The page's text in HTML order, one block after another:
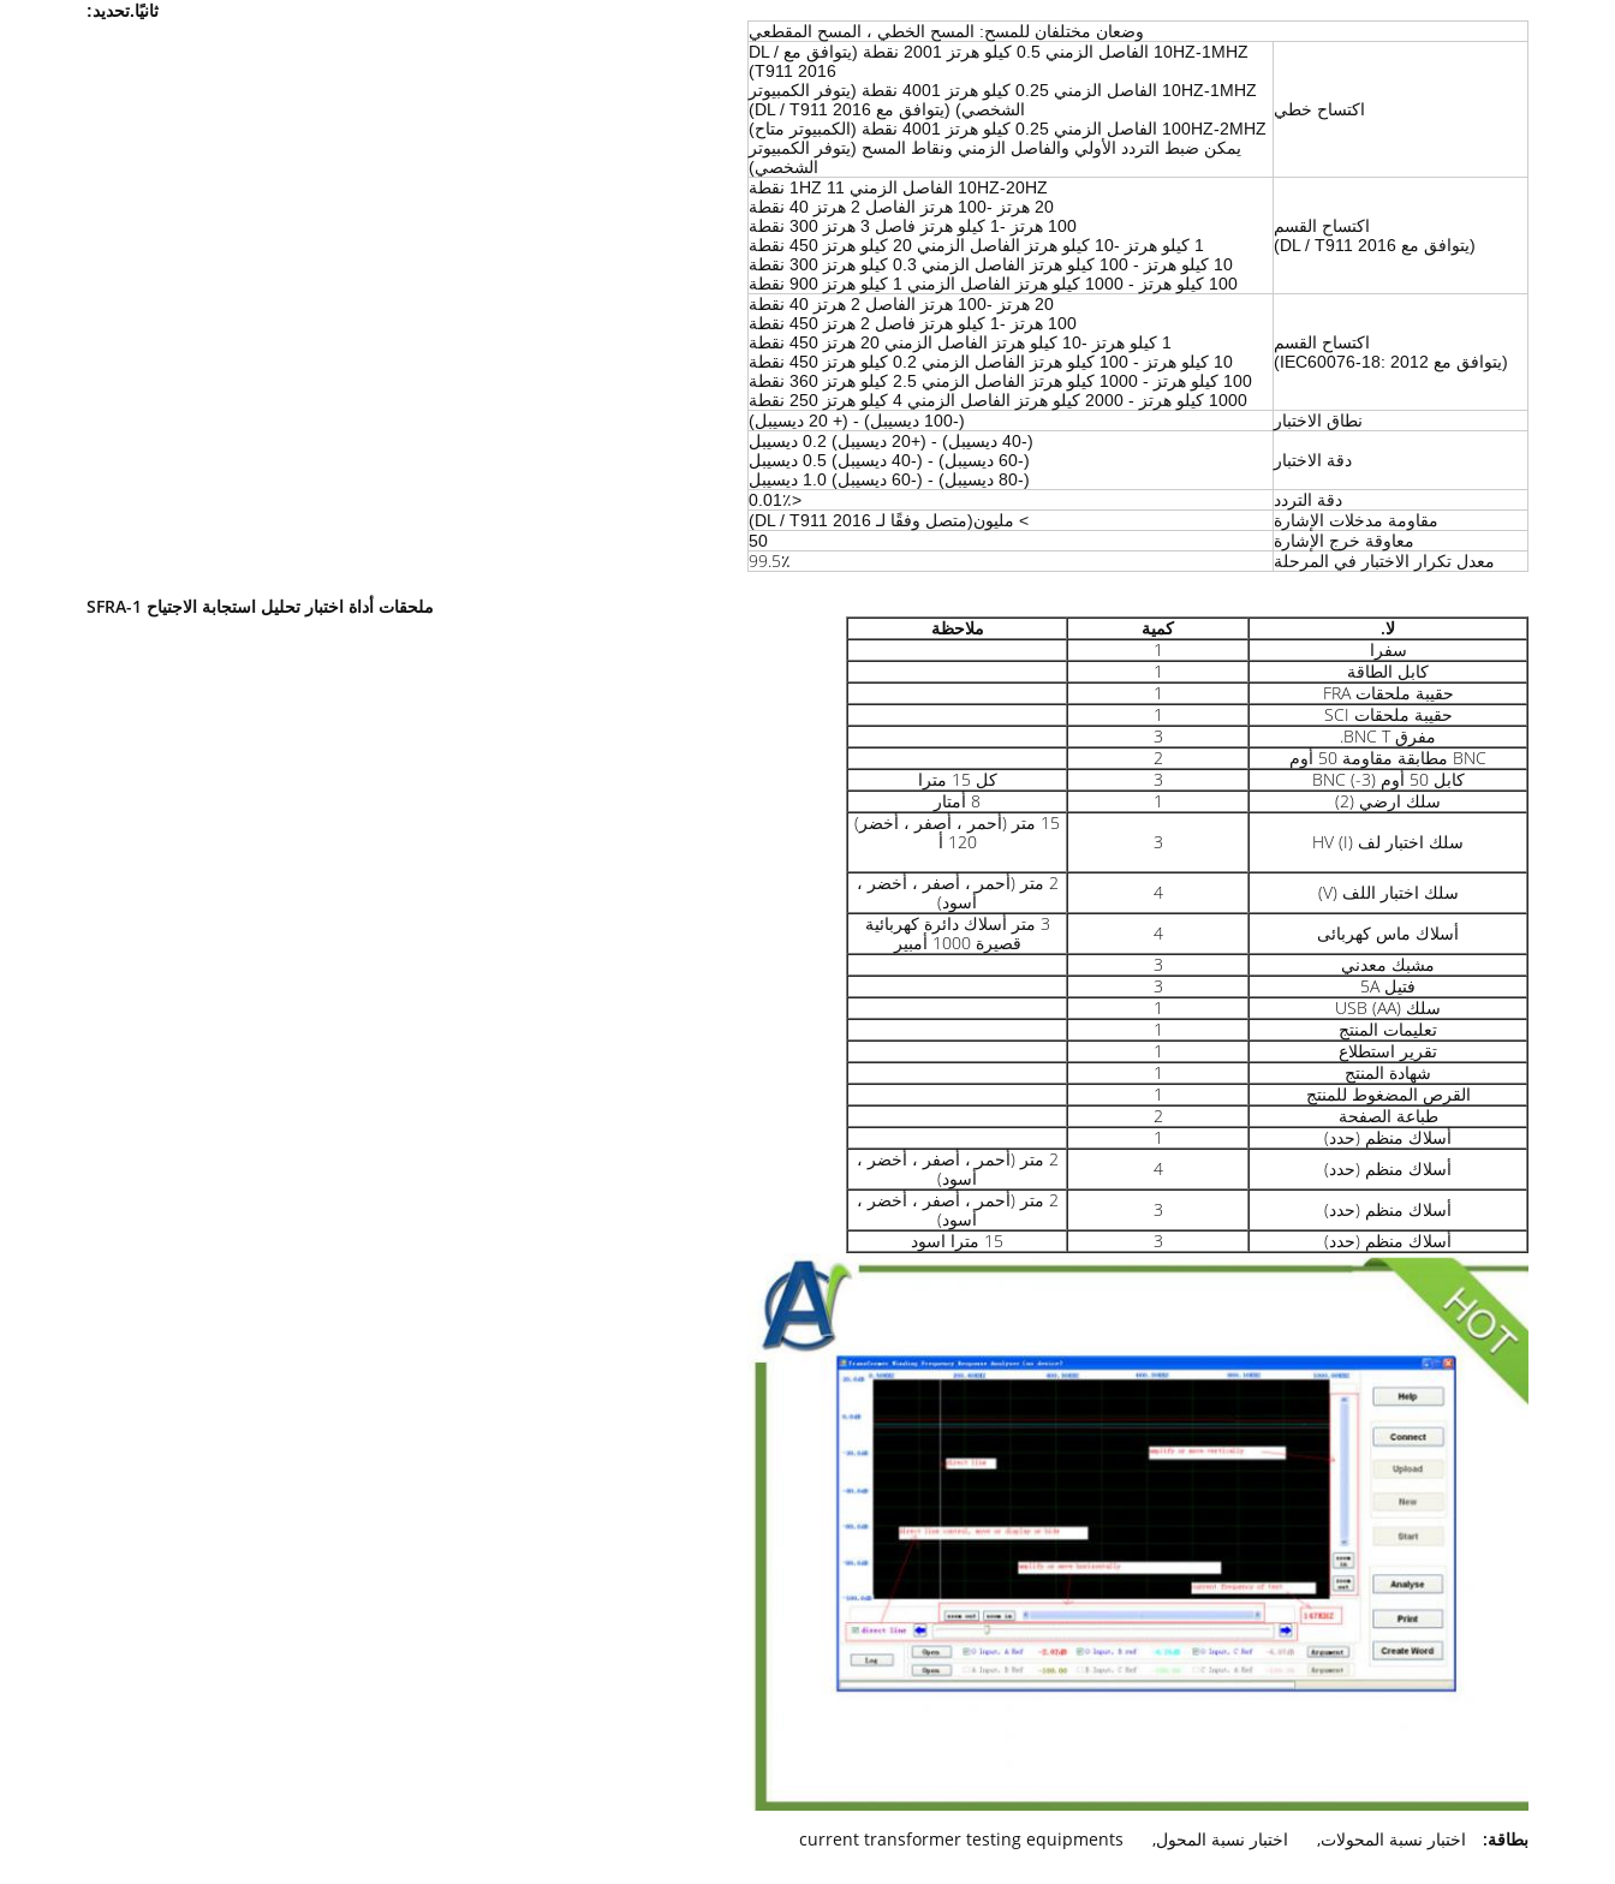
ثانيًا.تحديد:
وضعان مختلفان للمسح: المسح الخطي ، المسح المقطعي
اكتساح خطي
10HZ-1MHZ الفاصل الزمني 0.5 كيلو هرتز 2001 نقطة (يتوافق مع DL /
T911 2016)
10HZ-1MHZ الفاصل الزمني 0.25 كيلو هرتز 4001 نقطة (يتوفر الكمبيوتر
الشخصي) (يتوافق مع DL / T911 2016)
100HZ-2MHZ الفاصل الزمني 0.25 كيلو هرتز 4001 نقطة (الكمبيوتر متاح)
يمكن ضبط التردد الأولي والفاصل الزمني ونقاط المسح (يتوفر الكمبيوتر
الشخصي)
اكتساح القسم
(يتوافق مع DL / T911 2016)
10HZ-20HZ الفاصل الزمني 1HZ 11 نقطة
20 هرتز -100 هرتز الفاصل 2 هرتز 40 نقطة
100 هرتز -1 كيلو هرتز فاصل 3 هرتز 300 نقطة
1 كيلو هرتز -10 كيلو هرتز الفاصل الزمني 20 كيلو هرتز 450 نقطة
10 كيلو هرتز - 100 كيلو هرتز الفاصل الزمني 0.3 كيلو هرتز 300 نقطة
100 كيلو هرتز - 1000 كيلو هرتز الفاصل الزمني 1 كيلو هرتز 900 نقطة
اكتساح القسم
(يتوافق مع IEC60076-18: 2012)
20 هرتز -100 هرتز الفاصل 2 هرتز 40 نقطة
100 هرتز -1 كيلو هرتز فاصل 2 هرتز 450 نقطة
1 كيلو هرتز -10 كيلو هرتز الفاصل الزمني 20 هرتز 450 نقطة
10 كيلو هرتز - 100 كيلو هرتز الفاصل الزمني 0.2 كيلو هرتز 450 نقطة
100 كيلو هرتز - 1000 كيلو هرتز الفاصل الزمني 2.5 كيلو هرتز 360 نقطة
1000 كيلو هرتز - 2000 كيلو هرتز الفاصل الزمني 4 كيلو هرتز 250 نقطة
نطاق الاختبار
(-100 ديسيبل) - (+ 20 ديسيبل)
دقة الاختبار
(-40 ديسيبل) - (+20 ديسيبل) 0.2 ديسيبل
(-60 ديسيبل) - (-40 ديسيبل) 0.5 ديسيبل
(-80 ديسيبل) - (-60 ديسيبل) 1.0 ديسيبل
دقة التردد
<0.01٪
مقاومة مدخلات الإشارة
> مليون(متصل وفقًا لـ DL / T911 2016)
معاوقة خرج الإشارة
50
معدل تكرار الاختبار في المرحلة
99.5٪
ملحقات أداة اختبار تحليل استجابة الاجتياح SFRA-1
لا.
كمية
ملاحظة
سفرا
1
كابل الطاقة
1
حقيبة ملحقات FRA
1
حقيبة ملحقات SCI
1
مفرق BNC T.
3
BNC مطابقة مقاومة 50 أوم
2
كابل 50 أوم BNC (-3)
3
كل 15 مترا
سلك ارضي (2)
1
8 أمتار
سلك اختبار لف HV (I)
3
15 متر (أحمر ، أصفر ، أخضر)
120 أ
سلك اختبار اللف (V) 4
2 متر (أحمر ، أصفر ، أخضر ،
أسود)
أسلاك ماس كهربائى
4
3 متر أسلاك دائرة كهربائية
قصيرة 1000 أمبير
مشبك معدني
3
فتيل 5A
3
سلك USB (AA)
1
تعليمات المنتج
1
تقرير استطلاع
1
شهادة المنتج
1
القرص المضغوط للمنتج
1
طباعة الصفحة
2
أسلاك منظم (حدد)
1
أسلاك منظم (حدد)
4
2 متر (أحمر ، أصفر ، أخضر ،
أسود)
أسلاك منظم (حدد)
3
2 متر (أحمر ، أصفر ، أخضر ،
أسود)
أسلاك منظم (حدد)
3 15 مترا اسود
بطاقة: اختبار نسبة المحولات, اختبار نسبة المحول,
current transformer testing equipments